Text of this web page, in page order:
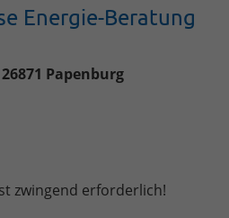
Energie-Beratung
Papenburg
zwingend erforderlich!